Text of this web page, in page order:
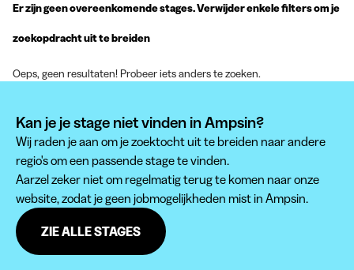
Er zijn geen overeenkomende stages. Verwijder enkele filters om je
zoekopdracht uit te breiden
Oeps, geen resultaten! Probeer iets anders te zoeken.
Kan je je stage niet vinden in Ampsin?
Wij raden je aan om je zoektocht uit te breiden naar andere
regio's om een passende stage te vinden.
Aarzel zeker niet om regelmatig terug te komen naar onze
website, zodat je geen jobmogelijkheden mist in Ampsin.
ZIE ALLE STAGES